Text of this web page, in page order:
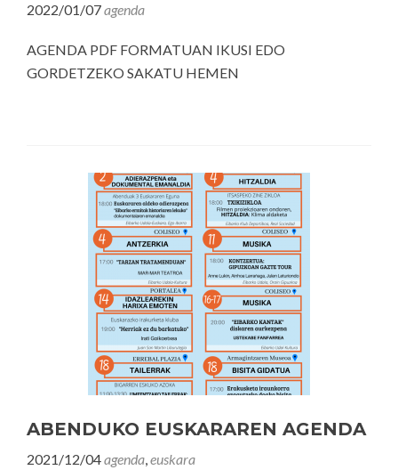
2022/01/07agenda
AGENDA PDF FORMATUAN IKUSI EDO
GORDETZEKO SAKATU HEMEN
ABENDUKO EUSKARAREN AGENDA
2021/12/04agenda,euskara